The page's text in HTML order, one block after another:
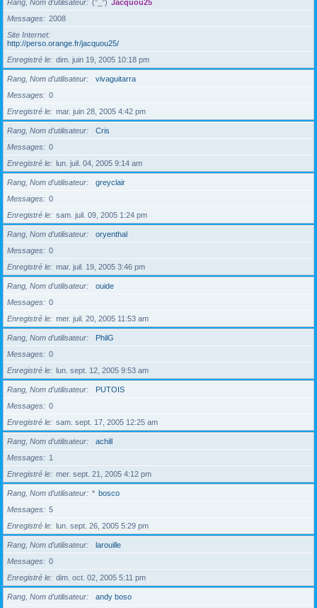
Rang, Nom d’utilisateur (°_°) Jacquou25
Messages
2008
Site Internet
http://perso.orange.fr/jacquou25/
Enregistré le
dim. juin 19, 2005 10:18 pm
Rang, Nom d’utilisateur
vivaguitarra
Messages
0
Enregistré le
mar. juin 28, 2005 4:42 pm
Rang, Nom d’utilisateur
Cris
Messages
0
Enregistré le
lun. juil. 04, 2005 9:14 am
Rang, Nom d’utilisateur
greyclair
Messages
0
Enregistré le
sam. juil. 09, 2005 1:24 pm
Rang, Nom d’utilisateur
oryenthal
Messages
0
Enregistré le
mar. juil. 19, 2005 3:46 pm
Rang, Nom d’utilisateur
ouide
Messages
0
Enregistré le
mer. juil. 20, 2005 11:53 am
Rang, Nom d’utilisateur
PhilG
Messages
0
Enregistré le
lun. sept. 12, 2005 9:53 am
Rang, Nom d’utilisateur
PUTOIS
Messages
0
Enregistré le
sam. sept. 17, 2005 12:25 am
Rang, Nom d’utilisateur
achill
Messages
1
Enregistré le
mer. sept. 21, 2005 4:12 pm
Rang, Nom d’utilisateur * bosco
Messages
5
Enregistré le
lun. sept. 26, 2005 5:29 pm
Rang, Nom d’utilisateur
larouille
Messages
0
Enregistré le
dim. oct. 02, 2005 5:11 pm
Rang, Nom d’utilisateur
andy boso